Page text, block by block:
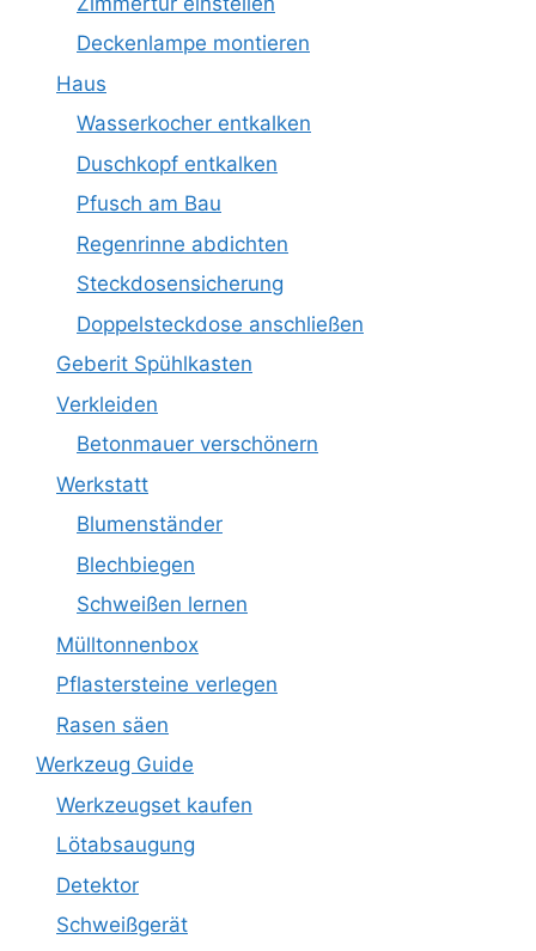
Deckenlampe montieren
Haus
Wasserkocher entkalken
Duschkopf entkalken
Pfusch am Bau
Regenrinne abdichten
Steckdosensicherung
Doppelsteckdose anschließen
Geberit Spühlkasten
Verkleiden
Betonmauer verschönern
Werkstatt
Blumenständer
Blechbiegen
Schweißen lernen
Mülltonnenbox
Pflastersteine verlegen
Rasen säen
Werkzeug Guide
Werkzeugset kaufen
Lötabsaugung
Detektor
Schweißgerät